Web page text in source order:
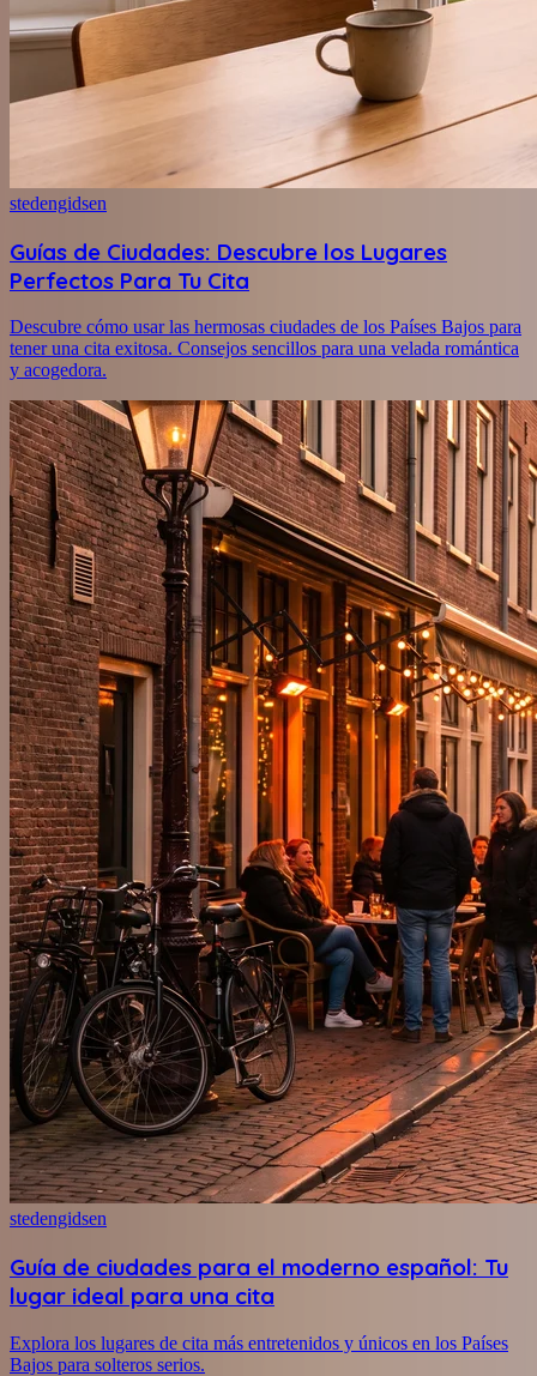
stedengidsen
Guías de Ciudades: Descubre los Lugares
Perfectos Para Tu Cita
Descubre cómo usar las hermosas ciudades de los Países Bajos para
tener una cita exitosa. Consejos sencillos para una velada romántica
y acogedora.
stedengidsen
Guía de ciudades para el moderno español: Tu
lugar ideal para una cita
Explora los lugares de cita más entretenidos y únicos en los Países
Bajos para solteros serios.